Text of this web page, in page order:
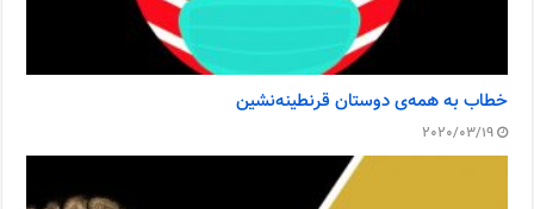
خطاب به همه‌ی دوستان قرنطینه‌نشین
2020/03/19